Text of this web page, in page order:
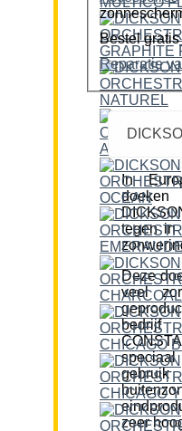
Bestel gratis
Reparatie
In
tegen in
Deze
veel
speciaal
zeer